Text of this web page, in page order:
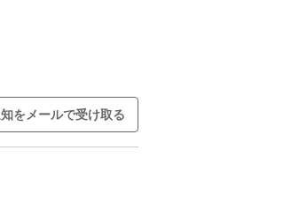
をメールで受け取る